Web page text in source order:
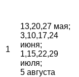
1
13,20,27 мая;
3,10,17,24
июня;
1,15,22,29
июля;
5 августа